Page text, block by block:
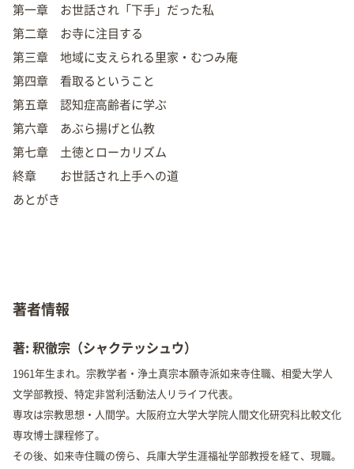
第一章 お世話され「下手」だった私
第二章 お寺に注目する
第三章 地域に支えられる里家・むつみ庵
第四章 看取るということ
第五章 認知症高齢者に学ぶ
第六章 あぶら揚げと仏教
第七章 土徳とローカリズム
終章 お世話され上手への道
あとがき
著者情報
著: 釈徹宗（シャクテッシュウ）
1961年生まれ。宗教学者・浄土真宗本願寺派如来寺住職、相愛大学人
文学部教授、特定非営利活動法人リライフ代表。
専攻は宗教思想・人間学。大阪府立大学大学院人間文化研究科比較文化
専攻博士課程修了。
その後、如来寺住職の傍ら、兵庫大学生涯福祉学部教授を経て、現職。